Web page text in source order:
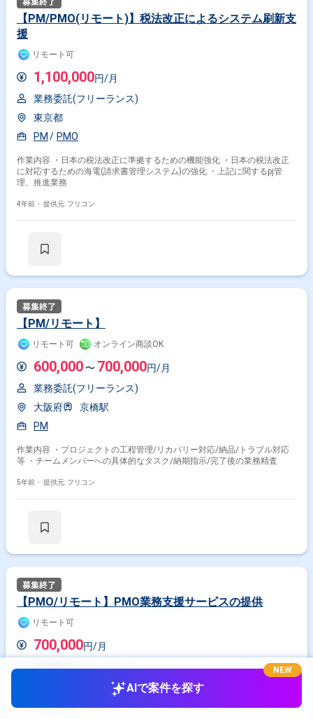
【PM/PMO(リモート)】税法改正によるシステム刷新支
援
リモート可
1,100,000円/月
業務委託(フリーランス)
東京都
PM
PMO
作業内容 ・日本の税法改正に準拠するための機能強化 ・日本の税法改正
に対応するための海電(請求書管理システム)の強化 ・上記に関するpj管
理、推進業務
4年前・ 提供元: フリコン
【PM/リモート】
リモート可 オンライン商談OK
600,000 〜 700,000円/月
業務委託(フリーランス)
大阪府
京橋駅
PM
作業内容 ・プロジェクトの工程管理/リカバリー対応/納品/トラブル対応
等 ・チームメンバーへの具体的なタスク/納期指示/完了後の業務精査
5年前・ 提供元: フリコン
【PMO/リモート】PMO業務支援サービスの提供
リモート可
700,000円/月
業務委託(フリーランス)
AIで案件を探す
NEW